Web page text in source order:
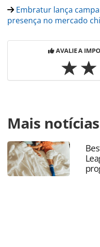
Embratur lança
presença no mercado
AVALIE A
https://
amplia-promocao-
estimular-turismo-
ferramentas oferecidas
produzido pela
legislação brasileira
Mais notícias